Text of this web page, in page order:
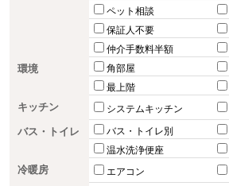
ペット相談
保証人不要
仲介手数料半額
環境 角部屋
最上階
キッチン システムキッチン
バス・トイレ バス・トイレ別
温水洗浄便座
冷暖房 エアコン